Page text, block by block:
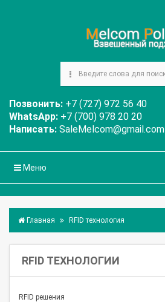
Позвонить: +7 (727) 972 56 40
WhatsApp: +7 (700) 978 20 20
Написать: SaleMelcom@gmail.com
Меню
Главная RFID технология
RFID ТЕХНОЛОГИИ
RFID решения